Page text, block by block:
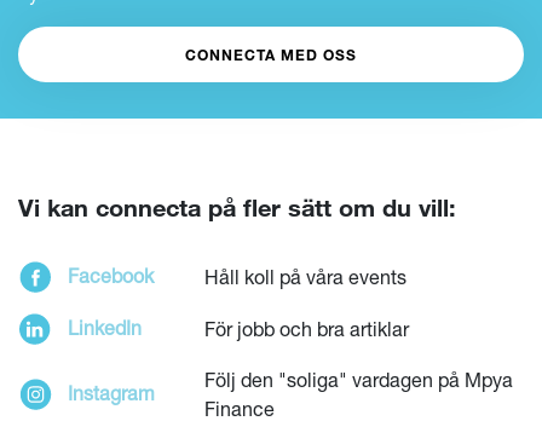
CONNECTA MED OSS
Vi kan connecta på fler sätt om du vill:
Facebook Håll koll på våra events
LinkedIn För jobb och bra artiklar
Instagram
Följ den "soliga" vardagen på Mpya
Finance
LÄS HELA KULTURBOKEN